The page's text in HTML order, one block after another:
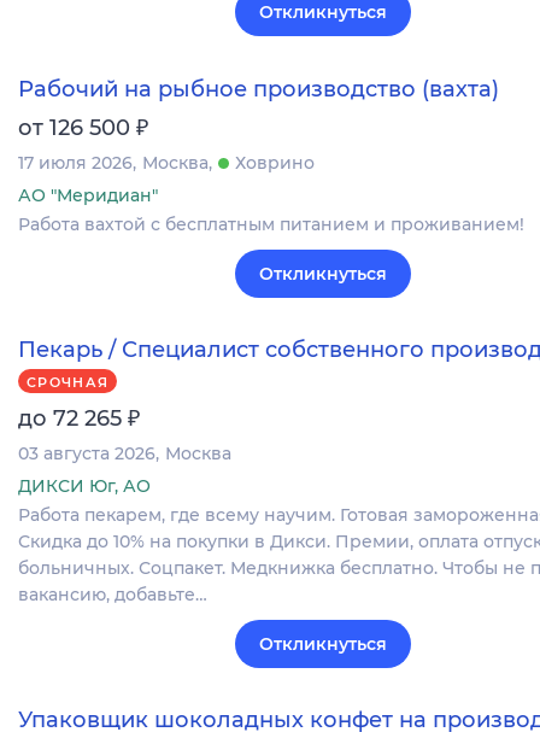
Откликнуться
Рабочий на рыбное производство (вахта)
от 126 500 ₽
17 июля 2026 Москва
Ховрино
АО "Меридиан"
Работа вахтой с бесплатным питанием и проживанием!
Откликнуться
Пекарь / Специалист собственного
СРОЧНАЯ
до 72 265 ₽
03 августа 2026 Москва
ДИКСИ Юг, АО
Работа пекарем, где всему научим. Готовая
Скидка до 10% на покупки в Дикси. Премии, оплата
больничных. Соцпакет. Медкнижка бесплатно. Чтобы не
вакансию, добавьте…
Откликнуться
Упаковщик шоколадных конфет на